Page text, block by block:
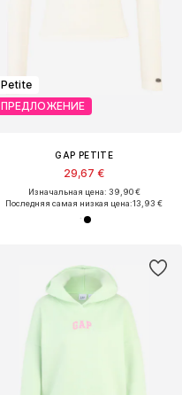
Petite
ПРЕДЛОЖЕНИЕ
GAP PETITE
29,67 €
Изначальная цена: 39,90 €
Последняя самая низкая цена:13,93 €